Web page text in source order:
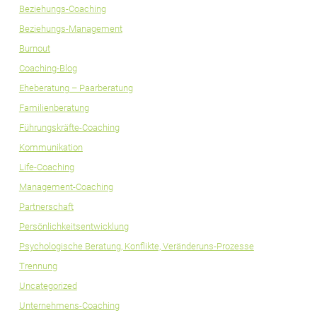
Beziehungs-Coaching
Beziehungs-Management
Burnout
Coaching-Blog
Eheberatung – Paarberatung
Familienberatung
Führungskräfte-Coaching
Kommunikation
Life-Coaching
Management-Coaching
Partnerschaft
Persönlichkeitsentwicklung
Psychologische Beratung, Konflikte, Veränderuns-Prozesse
Trennung
Uncategorized
Unternehmens-Coaching